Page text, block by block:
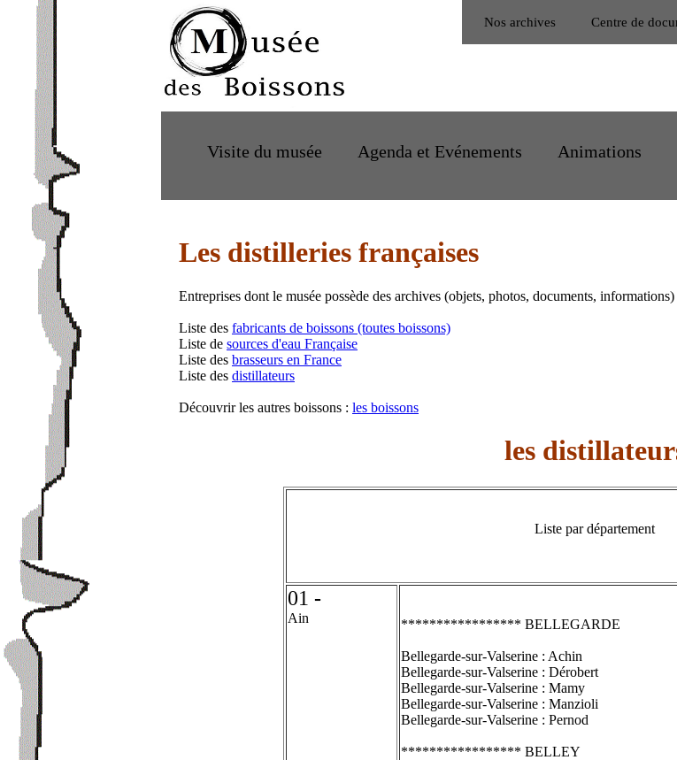
Nos archives Centre de
Visite du musée Agenda et Evénements Animations
Les distilleries françaises
Entreprises dont le musée possède des archives (objets, photos, documents, informations)
Liste des fabricants de boissons (toutes boissons)
Liste de sources d'eau Française
Liste des brasseurs en France
Liste des distillateurs
Découvrir les autres boissons : les boissons
les
Liste par département
01 -
Ain ***************** BELLEGARDE
Bellegarde-sur-Valserine : Achin
Bellegarde-sur-Valserine : Dérobert
Bellegarde-sur-Valserine : Mamy
Bellegarde-sur-Valserine : Manzioli
Bellegarde-sur-Valserine : Pernod
***************** BELLEY